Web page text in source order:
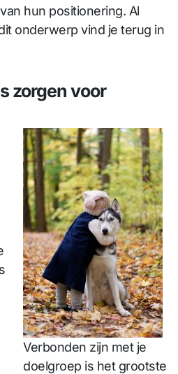
hun positionering. Al
onderwerp vind je terug in
zorgen voor
Verbonden zijn met je
doelgroep is het grootste